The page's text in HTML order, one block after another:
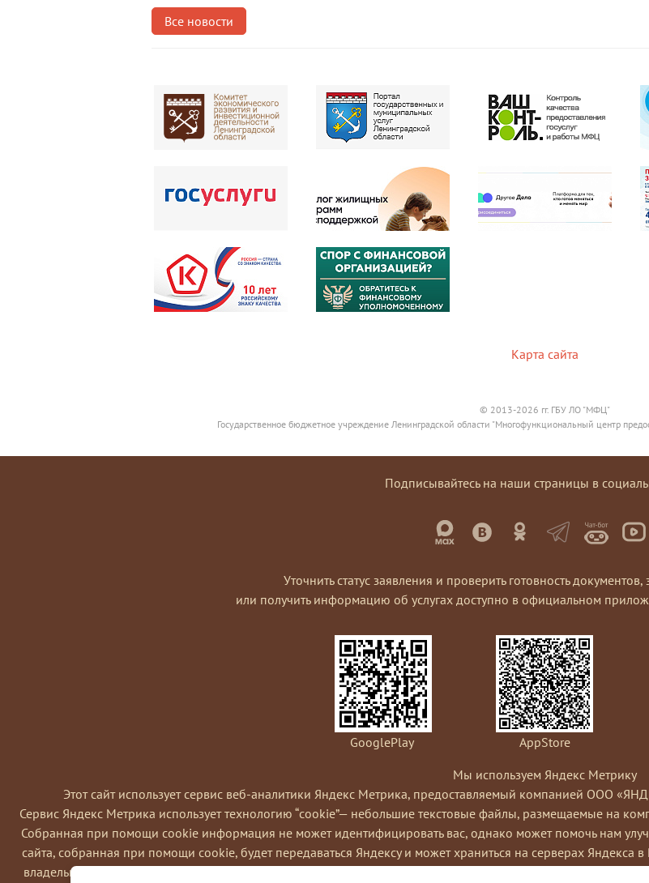
Все новости
Карта сайта
© 2013-2026 гг. ГБУ ЛО "МФЦ"
Государственное бюджетное учреждение Ленинградской области "Многофункциональный центр
Подписывайтесь на наши страницы в
Уточнить статус заявления и проверить готовность
или получить информацию об услугах доступно в официальном
GooglePlay AppStore
Мы используем Яндекс Метрику
Этот сайт использует сервис веб-аналитики Яндекс Метрика, предоставляемый компанией ООО
Сервис Яндекс Метрика использует технологию “cookie”— небольшие текстовые файлы, размещаемые на
Coбранная при помощи cookie информация не может идентифицировать вас, однако может помочь нам
сайта, собранная при помощи cookie, будет передаваться Яндексу и может храниться на серверах
владельца сайта, в частности, для оценки использования вами сайта, составления отчетов об активности